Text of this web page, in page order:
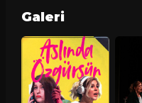
Galeri